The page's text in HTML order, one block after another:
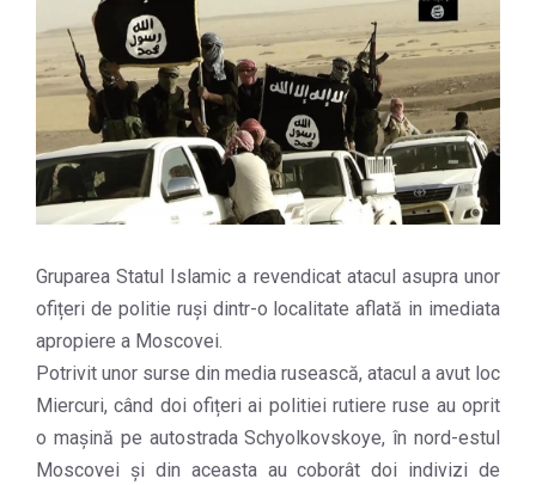
Gruparea Statul Islamic a revendicat atacul asupra unor
ofițeri de politie ruşi dintr-o localitate aflată in imediata
apropiere a Moscovei.
Potrivit unor surse din media rusească, atacul a avut loc
Miercuri, când doi ofițeri ai politiei rutiere ruse au oprit
o mașină pe autostrada Schyolkovskoye, în nord-estul
Moscovei și din aceasta au coborât doi indivizi de